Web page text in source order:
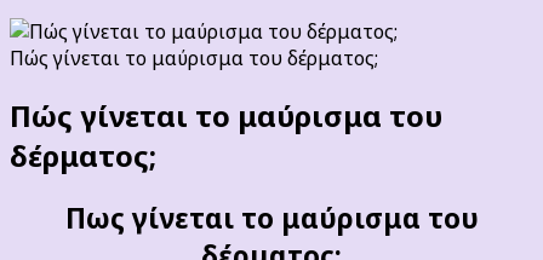
Πώς γίνεται το μαύρισμα του δέρματος;
Πώς γίνεται το μαύρισμα του
δέρματος;
Πως γίνεται το μαύρισμα του